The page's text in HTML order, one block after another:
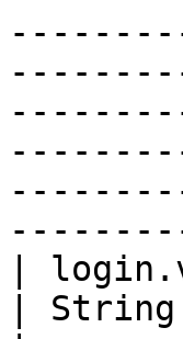
|
| String